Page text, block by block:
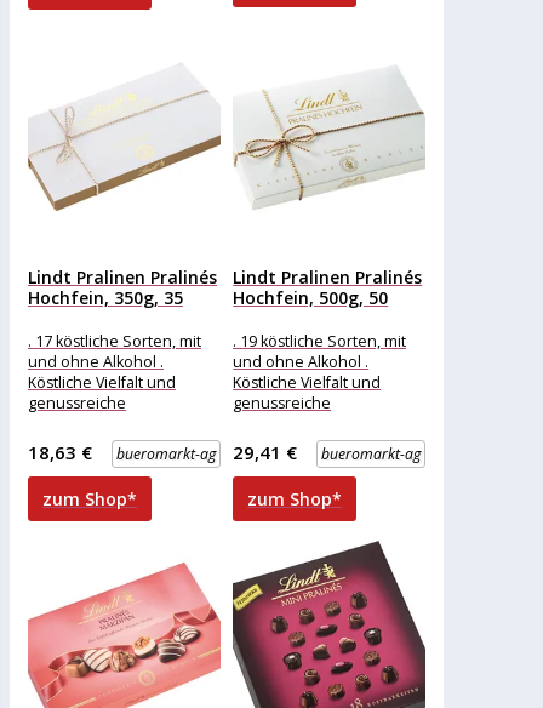
Lindt Pralinen Pralinés
Hochfein, 350g, 35
. 17 köstliche Sorten, mit
und ohne Alkohol .
Köstliche Vielfalt und
genussreiche
Genuss für besonders
hochfeine
bueromarkt-ag
18,63 €
zum Shop*
Lindt Pralinen Pralinés
Hochfein, 500g, 50
. 19 köstliche Sorten, mit
und ohne Alkohol .
Köstliche Vielfalt und
genussreiche
Genuss für besonders
hochfeine
bueromarkt-ag
29,41 €
zum Shop*